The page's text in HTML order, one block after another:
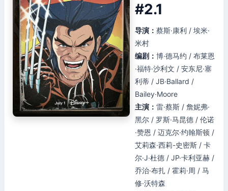
#2.1
导演： 蔡斯·康利 / 埃米·
米村
编剧： 博·德马约 / 布莱恩
·福特·沙利文 / 安东尼·塞
利蒂 / JB·Ballard /
Bailey·Moore
主演： 雷·蔡斯 / 詹妮弗·
黑尔 / 罗斯·马昆德 / 伦诺
·赞恩 / 迈克尔·约翰斯顿 /
艾莉森·西莉-史密斯 / 卡
尔·J·杜德 / JP·卡利亚赫 /
乔治·布扎 / 霍莉·周 / 马
修·沃特森